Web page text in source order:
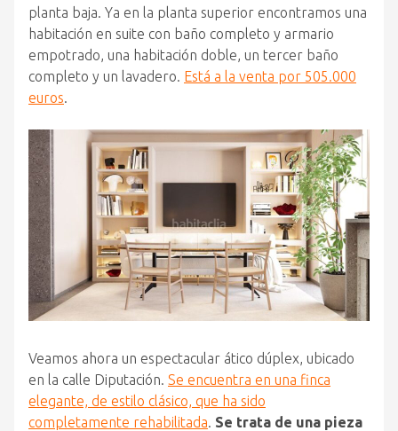
planta baja. Ya en la planta superior encontramos una
habitación en suite con baño completo y armario
empotrado, una habitación doble, un tercer baño
completo y un lavadero. Está a la venta por 505.000
euros.
Veamos ahora un espectacular ático dúplex, ubicado
en la calle Diputación. Se encuentra en una finca
elegante, de estilo clásico, que ha sido
completamente rehabilitada. Se trata de una pieza